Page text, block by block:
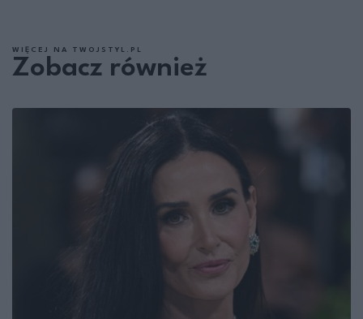
WIĘCEJ NA TWOJSTYL.PL
Zobacz również